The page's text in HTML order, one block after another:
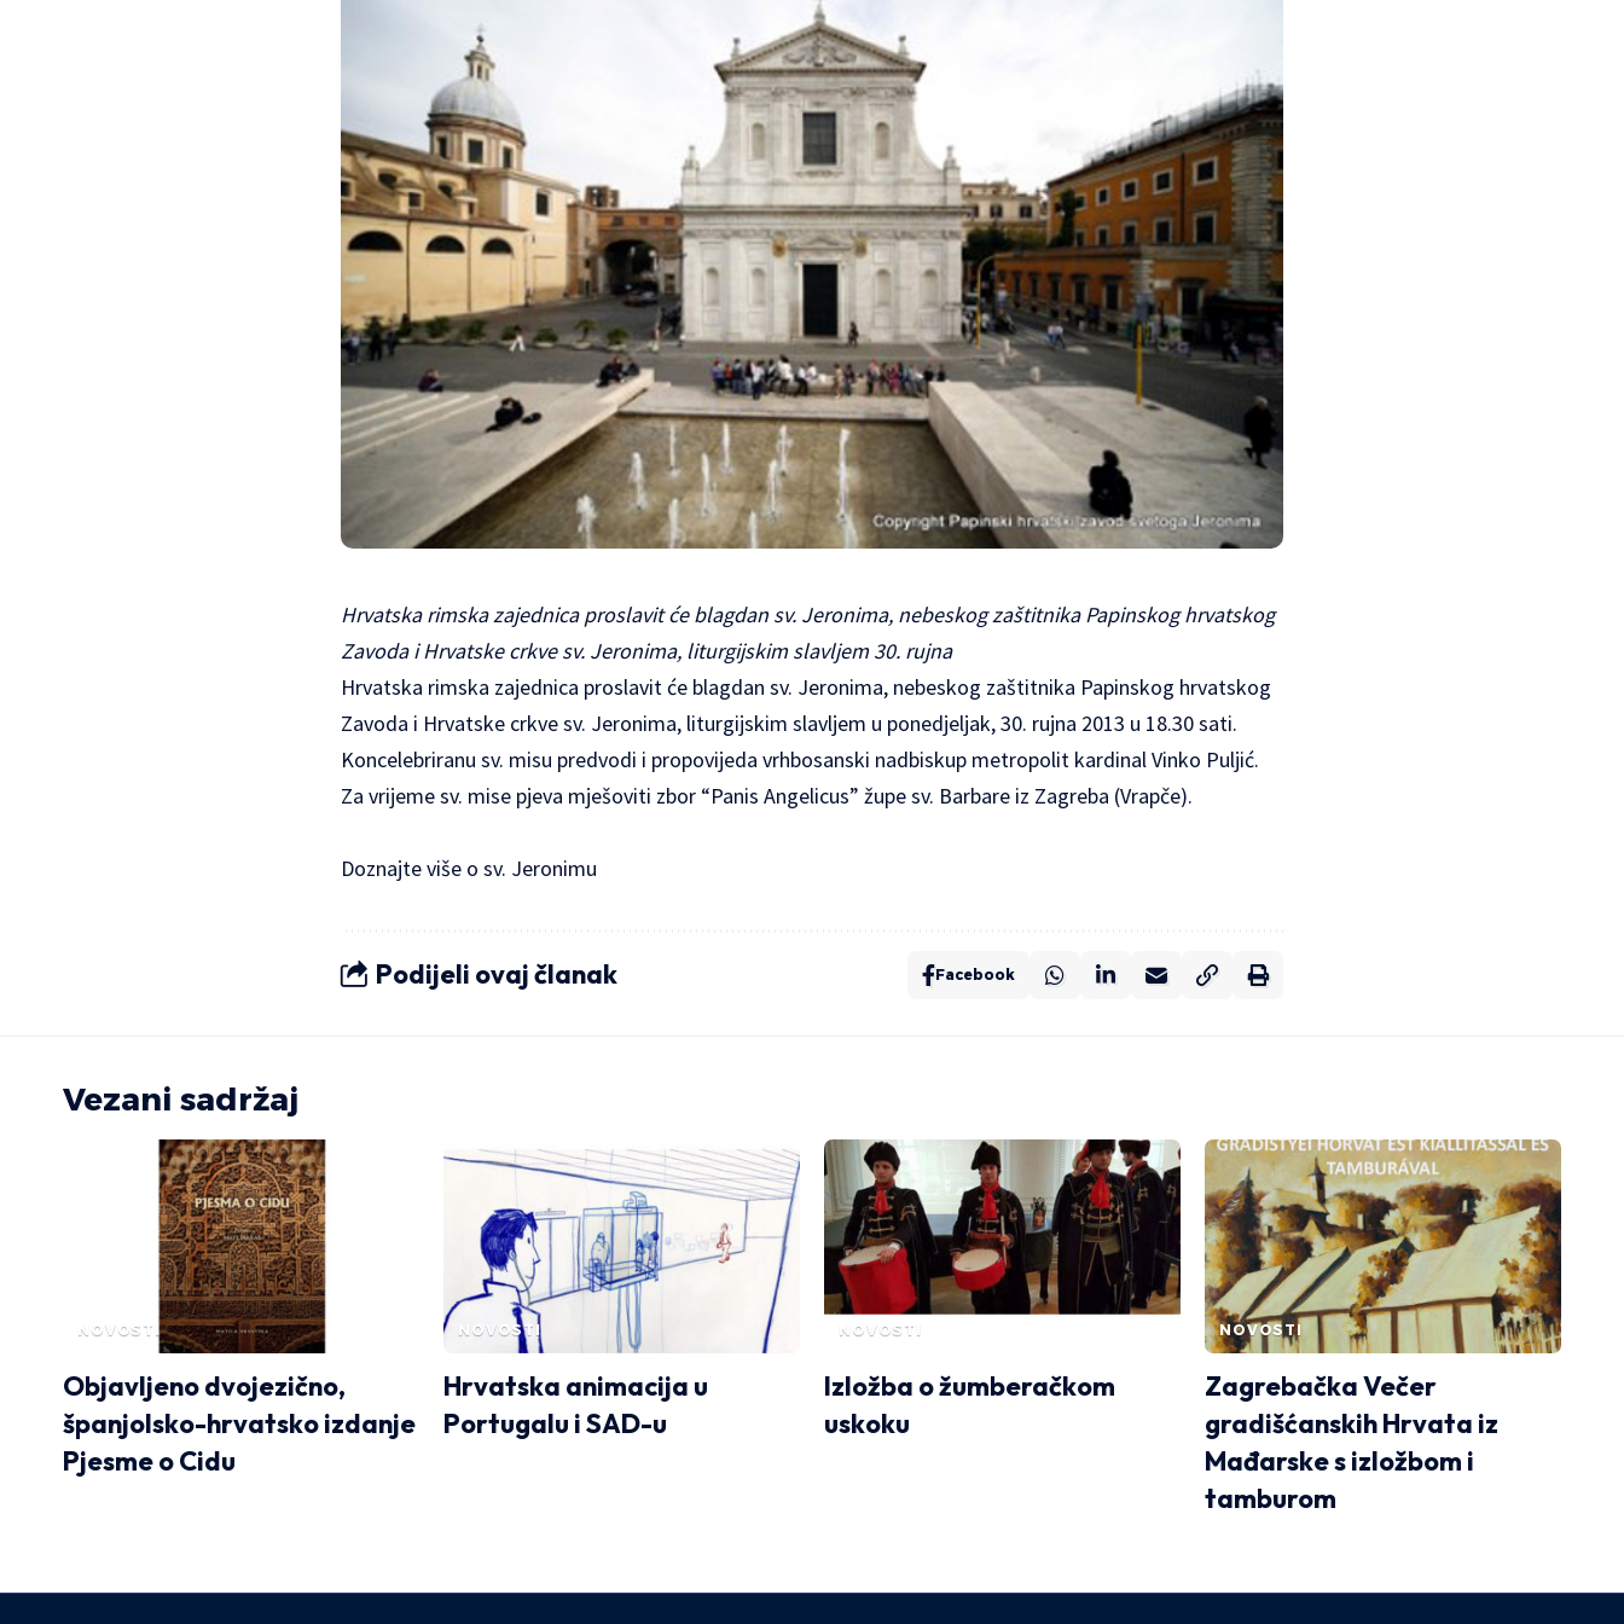
Hrvatska rimska zajednica proslavit će blagdan sv. Jeronima, nebeskog zaštitnika Papinskog hrvatskog
Zavoda i Hrvatske crkve sv. Jeronima, liturgijskim slavljem 30. rujna
Hrvatska rimska zajednica proslavit će blagdan sv. Jeronima, nebeskog zaštitnika Papinskog hrvatskog
Zavoda i Hrvatske crkve sv. Jeronima, liturgijskim slavljem u ponedjeljak, 30. rujna 2013 u 18.30 sati.
Koncelebriranu sv. misu predvodi i propovijeda vrhbosanski nadbiskup metropolit kardinal Vinko Puljić.
Za vrijeme sv. mise pjeva mješoviti zbor “Panis Angelicus” župe sv. Barbare iz Zagreba (Vrapče).
Doznajte više o sv. Jeronimu
Podijeli ovaj članak Facebook
Vezani sadržaj
NOVOSTI
Objavljeno dvojezično,
španjolsko-hrvatsko izdanje
Pjesme o Cidu
NOVOSTI
Hrvatska animacija u
Portugalu i SAD-u
NOVOSTI
Izložba o žumberačkom
uskoku
NOVOSTI
Zagrebačka Večer
gradišćanskih Hrvata iz
Mađarske s izložbom i
tamburom